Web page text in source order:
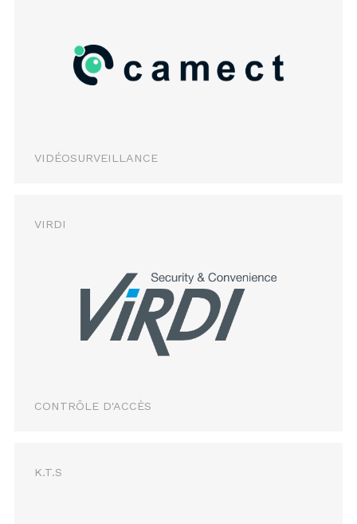
VIDÉOSURVEILLANCE
VIRDI
CONTRÔLE D'ACCÈS
K.T.S